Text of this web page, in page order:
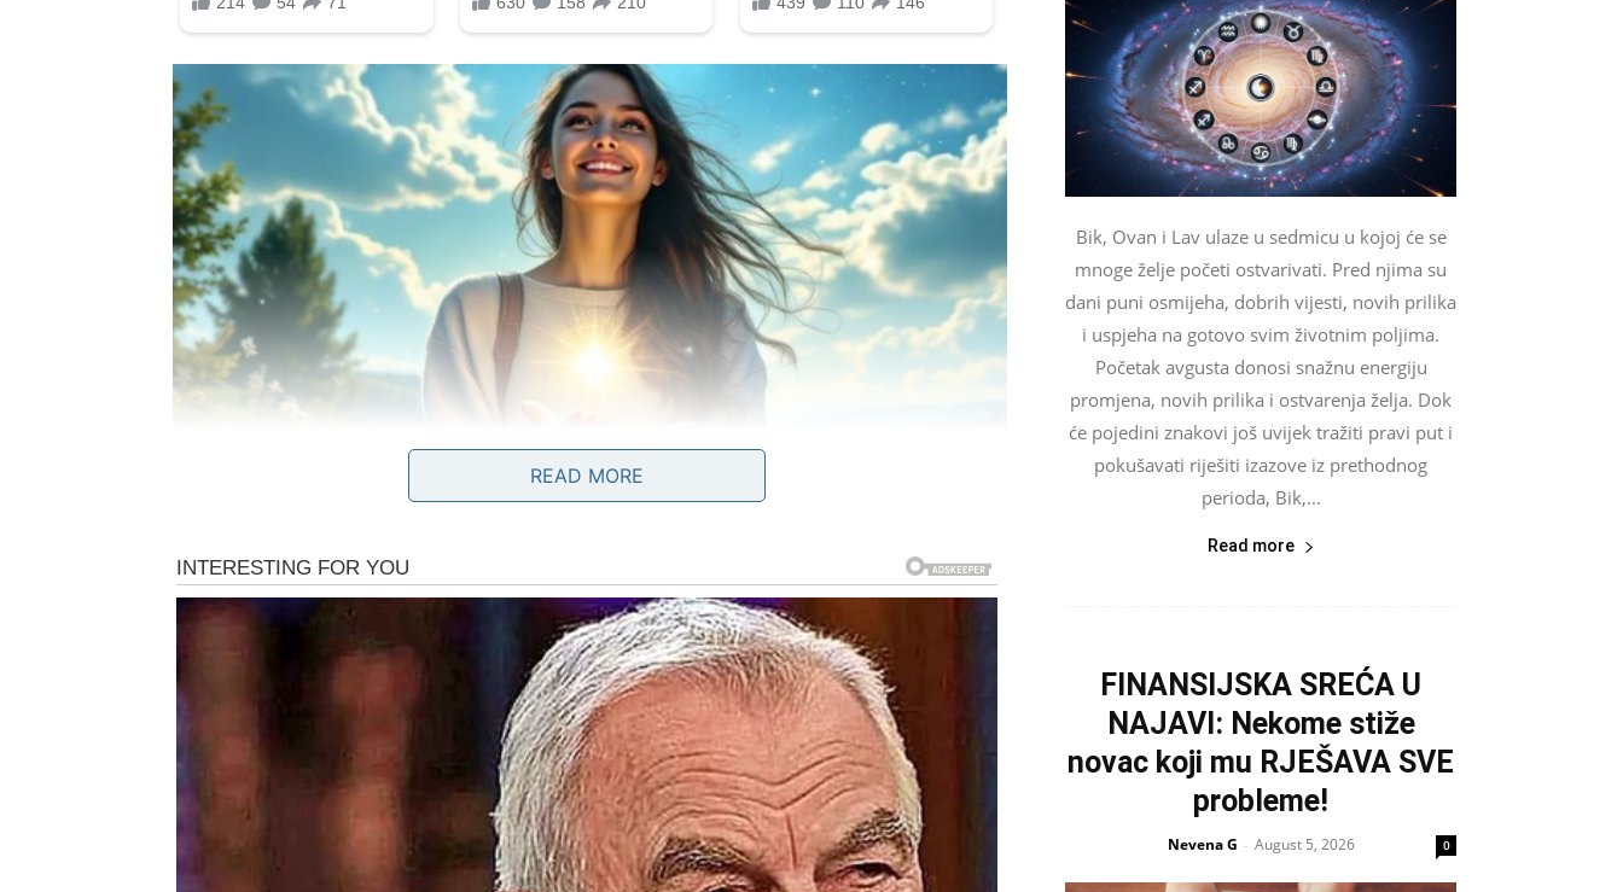
postane naš najveći zatvor. Ostajemo u poslovima koji nas ne usrećuju, u odnosima koji nas guše,
u navikama koje nas ne vode nikuda, samo zato što se bojimo promjene. Naviknemo se na ono što
poznajemo, čak i kada nas to čini nesretnima. Ali život nije stvoren da ga samo preživimo. Život je
stvoren da ga živimo punim plućima.
Sreća gotovo nikada ne dolazi onima koji samo čekaju. Ona dolazi onima koji se usude da
pokušaju. Dolazi onima koji naprave prvi korak prema svojim snovima čak i kada ne vide cijeli put.
Svaka velika ljubav počela je jednim susretom. Svaki uspješan posao počeo je jednom idejom.
Svako veliko putovanje počelo je prvim korakom. Da su ti ljudi čekali da nestane svaki strah,
vjerovatno nikada ne bi stigli tamo gdje su željeli.
READ MORE
Bik, Ovan i Lav ulaze u sedmicu u kojoj će se
mnoge želje početi ostvarivati. Pred njima su
dani puni osmijeha, dobrih vijesti, novih prilika
i uspjeha na gotovo svim životnim poljima.
Početak avgusta donosi snažnu energiju
promjena, novih prilika i ostvarenja želja. Dok
će pojedini znakovi još uvijek tražiti pravi put i
pokušavati riješiti izazove iz prethodnog
perioda, Bik,...
Read more
FINANSIJSKA SREĆA U
NAJAVI: Nekome stiže
novac koji mu RJEŠAVA SVE
probleme!
Nevena G - August 5, 2026 0